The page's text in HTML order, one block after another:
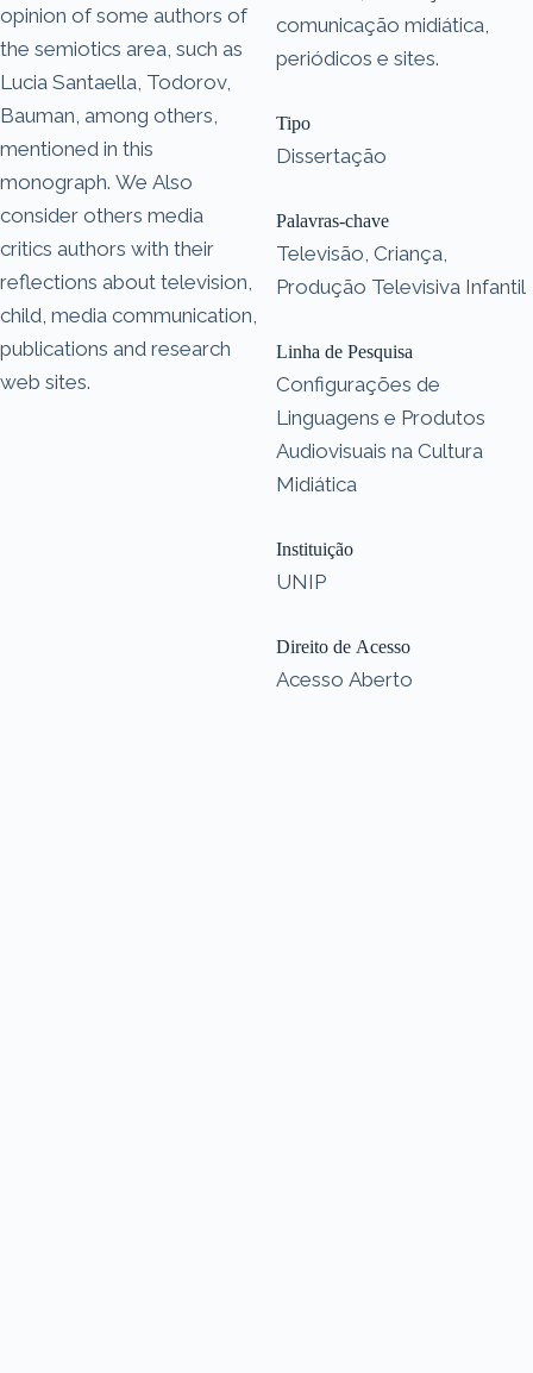
opinion of some authors of
the semiotics area, such as
Lucia Santaella, Todorov,
Bauman, among others,
mentioned in this
monograph. We Also
consider others media
critics authors with their
reflections about television,
child, media communication,
publications and research
web sites.
comunicação midiática,
periódicos e sites.
Tipo
Dissertação
Palavras-chave
Televisão, Criança,
Produção Televisiva Infantil
Linha de Pesquisa
Configurações de
Linguagens e Produtos
Audiovisuais na Cultura
Midiática
Instituição
UNIP
Direito de Acesso
Acesso Aberto